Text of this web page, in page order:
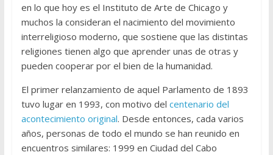
en lo que hoy es el Instituto de Arte de Chicago y
muchos la consideran el nacimiento del movimiento
interreligioso moderno, que sostiene que las distintas
religiones tienen algo que aprender unas de otras y
pueden cooperar por el bien de la humanidad.
El primer relanzamiento de aquel Parlamento de 1893
tuvo lugar en 1993, con motivo del centenario del
acontecimiento original. Desde entonces, cada varios
años, personas de todo el mundo se han reunido en
encuentros similares: 1999 en Ciudad del Cabo